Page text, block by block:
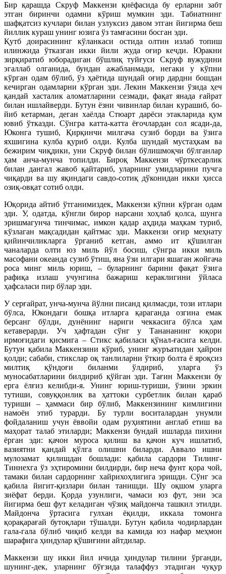
Бир қарашда Скруф Маккензи қиёфасида бу ерларни забт
этган биринчи одамни кўриш мумкин эди. Табиатнинг
шафқатсиз кучлари билан узлуксиз давом этган йигирма беш
йиллик кураш унинг юзига ўз тамғасини босган эди.
Қутб доирасининг кўланкаси остида олтин излаб топиш
илинжида ўтказган икки йили жуда оғир кечди. Юракни
зирқиратиб юборадиган бўшлиқ туйғуси Скруф вужудини
эгаллаб олганида, бундан ажабланмади, негаки у кўпни
кўрган одам бўлиб, ўз ҳаётида шундай оғир дардни бошдан
кечирган одамларни кўрган эди. Лекин Маккензи ўзида ҳеч
қандай хасталик аломатларини сезмади, фақат янада ғайрат
билан ишлайверди. Бутун ёзни чивинлар билан курашиб, бо-
йиб кетарман, деган хаёлда Стюарт дарёси этакларида қум
ювиб ўтказди. Сўнгра катта-катта ёғочлардан сол ясади-да,
Юконга тушиб, Қирқинчи милгача сузиб борди ва ўзига
яхшигина кулба қуриб олди. Кулба шундай мустаҳкам ва
бежирим чиқдики, уни Скруф билан бўлишмоқчи бўлганлар
ҳам анча-мунча топилди. Бироқ Маккензи чўрткесарлик
билан дангал жавоб қайтариб, уларнинг умидларини пучга
чиқарди ва шу яқиндаги савдо-сотиқ дўконидан икки ҳисса
озиқ-овқат сотиб олди.
Юқорида айтиб ўтганимиздек, Маккензи кўпни кўрган одам
эди. У, одатда, кўнгли бирор нарсани хоҳлаб қолса, шунга
эришмагунча тинчимас, имкон қадар аҳдида маҳкам туриб,
кўзлаган мақсадидан қайтмас эди. Маккензи оғир меҳнату
қийинчиликларга ўрганиб кетган, аммо ит қўшилган
чаналарда олти юз миль йўл босиш, сўнгра икки миль
масофани океанда сузиб ўтиш, яна ўзи илгари яшаган жойгача
роса минг миль юриш, – буларнинг барини фақат ўзига
рафиқа излаш учунгина бажариш кераклигини ўйласа
ҳафсаласи пир бўлар эди.
У серғайрат, унча-мунча йўлни писанд қилмасди, този итлари
бўлса, Юкондаги бошқа итларга қараганда озгина емак
берсанг бўлди, дунёнинг нариги чеккасига бўлса ҳам
кетаверарди. Уч ҳафтадан сўнг у Танананинг юқори
ирмоғидаги қисмига – Стикс қабиласи қўнал-ғасига келди.
Бутун қабила Маккензини кўриб, унинг журъатидан ҳайрон
қолди; сабаби, стикслар оқ танлиларни ўткир болта ё яроқсиз
милтиқ қўндоғи биланми ўлдириб, уларга ўз
муносабатларини билдириб қўйган эди. Тағин Маккензи бу
ерга ёлғиз келибди-я. Унинг юриш-туриши, ўзини эркин
тутиши, совуққонлик ва ҳаттоки сурбетлик билан қараб
туриши – ҳаммаси бир бўлиб, Маккензининг кимлигини
намоён этиб турарди. Бу турли воситалардан унумли
фойдаланиш учун ёввойи одам руҳиятини англаб етиш ва
маҳорат талаб этиларди; Маккензи бундай ишларда пихини
ёрган эди: қачон муроса қилиш ва қачон куч ишлатиб,
вазиятни қандай қўлга олишни биларди. Аввало ишни
мулозамат қилишдан бошлади: қабила сардори Тилинг-
Тиннехга ўз эҳтиромини билдирди, бир неча фунт қора чой,
тамаки билан сардорнинг хайрихоҳлигига эришди. Сўнг эса
қабила йигит-қизлари билан танишди. Шу оқшом уларга
зиёфат берди. Қорда узунлиги, чамаси юз фут, эни эса
йигирма беш фут келадиган чўзиқ майдонча ташкил этилди.
Майдонча ўртасига гулхан ёқилди, иккала томонга
қорақарағай бутоқлари тўшалди. Бутун қабила чодирлардан
гала-гала бўлиб чиқиб келди ва камида юз нафар меҳмон
шарафига ҳиндулар қўшиғини айтдилар.
Маккензи шу икки йил ичида ҳиндулар тилини ўрганди,
шунинг-дек, уларнинг бўғзида талаффуз этадиган чуқур